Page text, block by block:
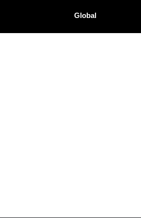
Global